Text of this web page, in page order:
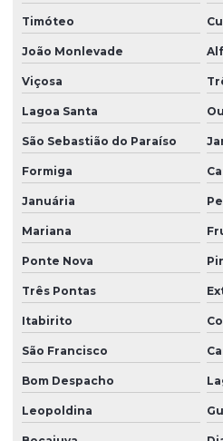
Timóteo
João Monlevade
Viçosa
Lagoa Santa
São Sebastião do Paraíso
Formiga
Januária
Mariana
Ponte Nova
Três Pontas
Itabirito
São Francisco
Bom Despacho
Leopoldina